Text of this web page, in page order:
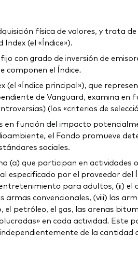
física de valores, y trata
(el «Índice»).
con grado de inversión de
componen el Índice.
«Índice principal»), que
de Vanguard, examina en
(los «criterios de
en función del impacto
el Fondo promueve
sociales.
(a) que participan en actividades
especificado por el proveedor del
para adultos, (ii) el
convencionales, (viii) las
el petróleo, el gas, las arenas
en cada actividad. Este
de la cantidad